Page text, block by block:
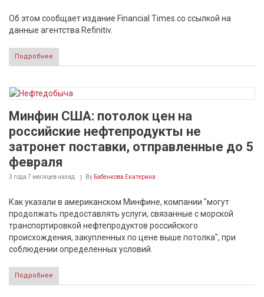
Об этом сообщает издание Financial Times со ссылкой на
данные агентства Refinitiv.
Подробнее
Минфин США: потолок цен на
российские нефтепродукты не
затронет поставки, отправленные до 5
февраля
3 года 7 месяцев назад By Бабенкова Екатерина
Как указали в американском Минфине, компании "могут
продолжать предоставлять услуги, связанные с морской
транспортировкой нефтепродуктов российского
происхождения, закупленных по цене выше потолка", при
соблюдении определенных условий.
Подробнее